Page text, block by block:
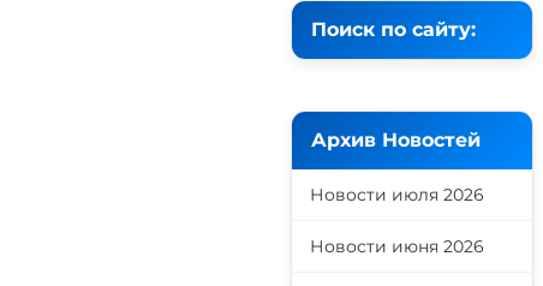
Поиск по сайту:
Архив Новостей
Новости июля 2026
Новости июня 2026